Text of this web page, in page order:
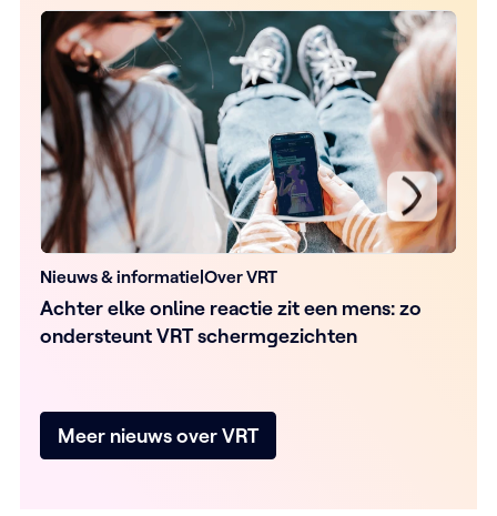
Nieuws & informatie|Over VRT
Achter elke online reactie zit een mens: zo
ondersteunt VRT schermgezichten
Meer nieuws over VRT